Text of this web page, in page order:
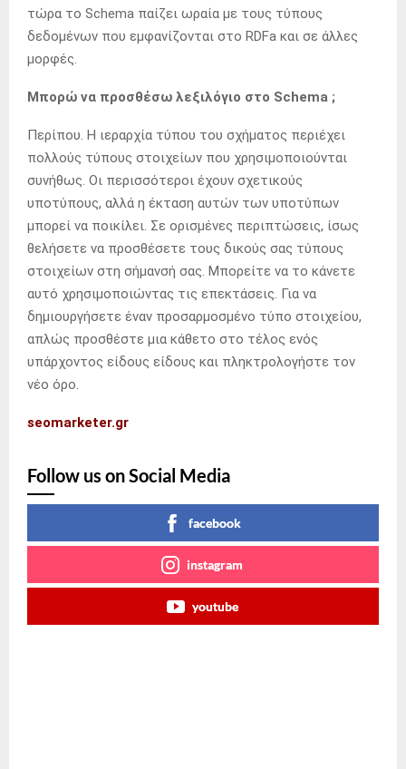
τώρα το Schema παίζει ωραία με τους τύπους
δεδομένων που εμφανίζονται στο RDFa και σε άλλες
μορφές.
Μπορώ να προσθέσω λεξιλόγιο στο Schema ;
Περίπου. Η ιεραρχία τύπου του σχήματος περιέχει
πολλούς τύπους στοιχείων που χρησιμοποιούνται
συνήθως. Οι περισσότεροι έχουν σχετικούς
υποτύπους, αλλά η έκταση αυτών των υποτύπων
μπορεί να ποικίλει. Σε ορισμένες περιπτώσεις, ίσως
θελήσετε να προσθέσετε τους δικούς σας τύπους
στοιχείων στη σήμανσή σας. Μπορείτε να το κάνετε
αυτό χρησιμοποιώντας τις επεκτάσεις. Για να
δημιουργήσετε έναν προσαρμοσμένο τύπο στοιχείου,
απλώς προσθέστε μια κάθετο στο τέλος ενός
υπάρχοντος είδους είδους και πληκτρολογήστε τον
νέο όρο.
seomarketer.gr
Follow us on Social Media
facebook
instagram
youtube